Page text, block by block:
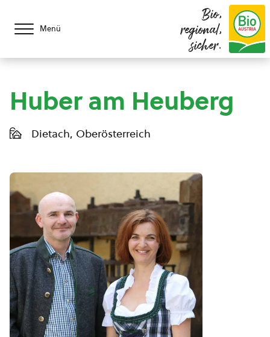
Menü
Bio,
regional,
sicher.
Huber am Heuberg
Dietach, Oberösterreich